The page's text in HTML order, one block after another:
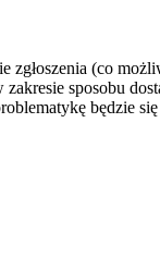
zgłoszenia (co
sposobu
będzie